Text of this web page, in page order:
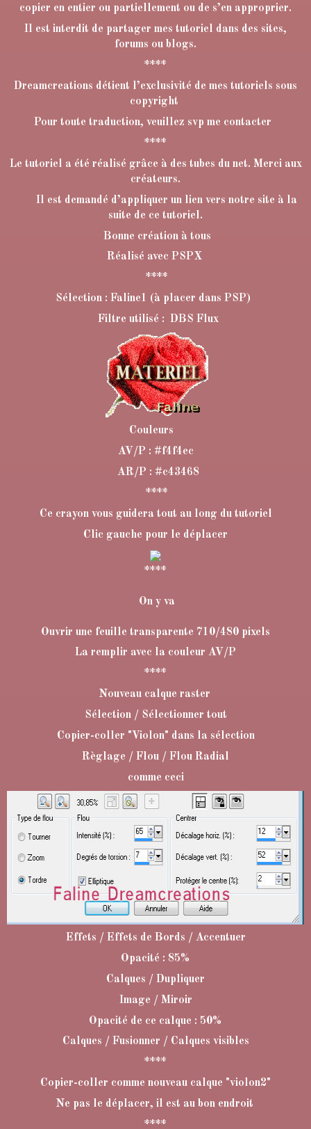
copier en entier ou partiellement ou de s’en approprier.
Il est interdit de partager mes tutoriel dans des sites,
forums ou blogs.
****
Dreamcreations détient l’exclusivité de mes tutoriels sous
copyright
Pour toute traduction, veuillez svp me contacter
****
Le tutoriel a été réalisé grâce à des tubes du net. Merci aux
créateurs.
Il est demandé d’appliquer un lien vers notre site à la
suite de ce tutoriel.
Bonne création à tous
Réalisé avec PSPX
****
Sélection : Faline1 (à placer dans PSP)
Filtre utilisé : DBS Flux
Couleurs
AV/P : #f4f4ec
AR/P : #c43468
****
Ce crayon vous guidera tout au long du tutoriel
Clic gauche pour le déplacer
****
On y va
Ouvrir une feuille transparente 710/480 pixels
La remplir avec la couleur AV/P
****
Nouveau calque raster
Sélection / Sélectionner tout
Copier-coller "Violon" dans la sélection
Règlage / Flou / Flou Radial
comme ceci
Effets / Effets de Bords / Accentuer
Opacité : 85%
Calques / Dupliquer
Image / Miroir
Opacité de ce calque : 50%
Calques / Fusionner / Calques visibles
****
Copier-coller comme nouveau calque "violon2"
Ne pas le déplacer, il est au bon endroit
****